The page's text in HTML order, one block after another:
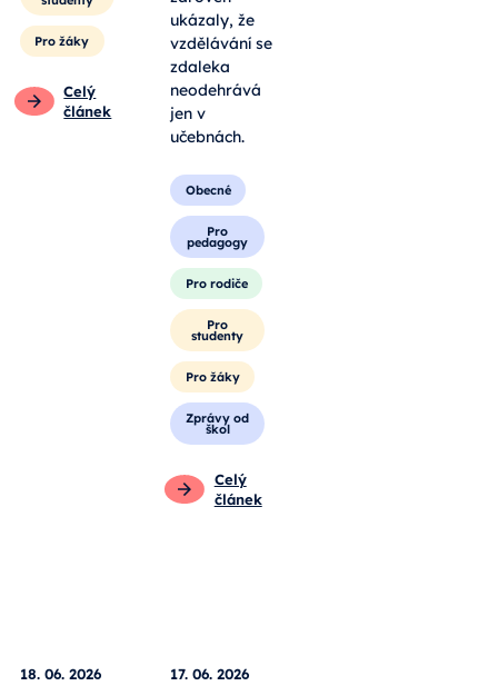
Pro žáky
Celý
článek
ukázaly, že
vzdělávání se
zdaleka
neodehrává
jen v
učebnách.
Obecné
Pro
pedagogy
Pro rodiče
Pro
studenty
Pro žáky
Zprávy od
škol
Celý
článek
18. 06. 2026 17. 06. 2026